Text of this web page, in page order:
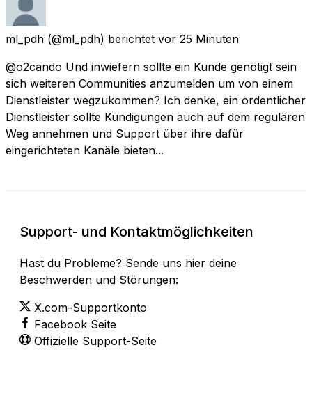
ml_pdh (@ml_pdh) berichtet vor 25 Minuten
@o2cando Und inwiefern sollte ein Kunde genötigt sein
sich weiteren Communities anzumelden um von einem
Dienstleister wegzukommen? Ich denke, ein ordentlicher
Dienstleister sollte Kündigungen auch auf dem regulären
Weg annehmen und Support über ihre dafür
eingerichteten Kanäle bieten...
Support- und Kontaktmöglichkeiten
Hast du Probleme? Sende uns hier deine
Beschwerden und Störungen:
X.com-Supportkonto
Facebook Seite
Offizielle Support-Seite